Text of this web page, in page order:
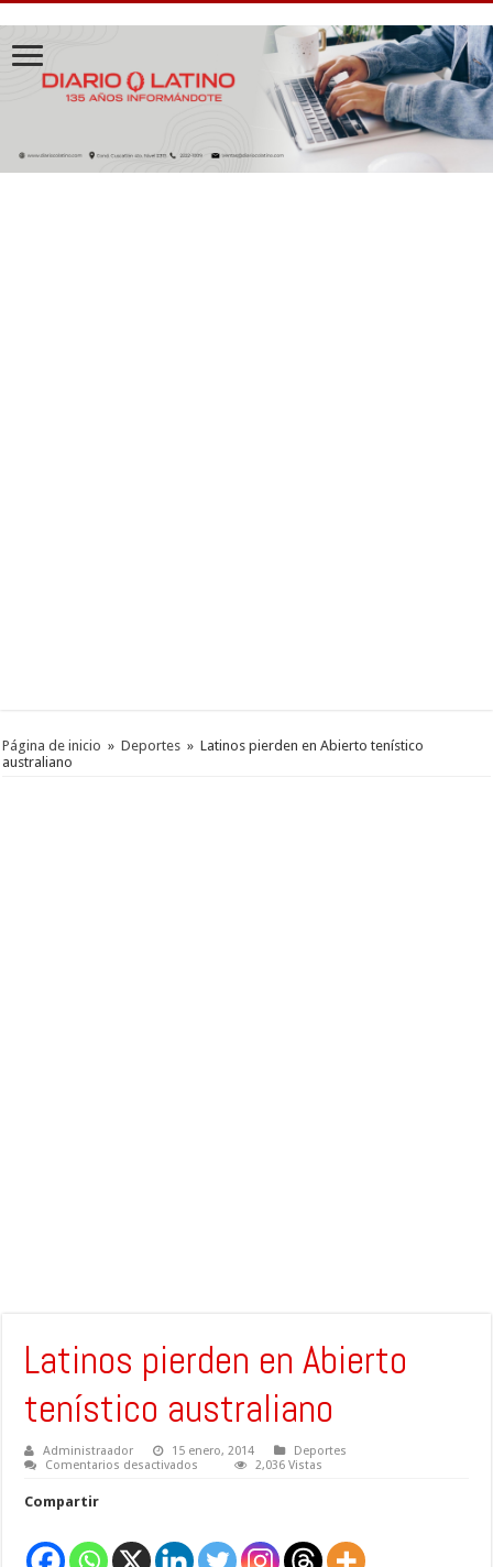
Página de inicio » Deportes » Latinos pierden en Abierto tenístico
australiano
Latinos pierden en Abierto
tenístico australiano
Administraador 15 enero, 2014
Deportes
Comentarios desactivados
australiano
2,036 Vistas
Compartir